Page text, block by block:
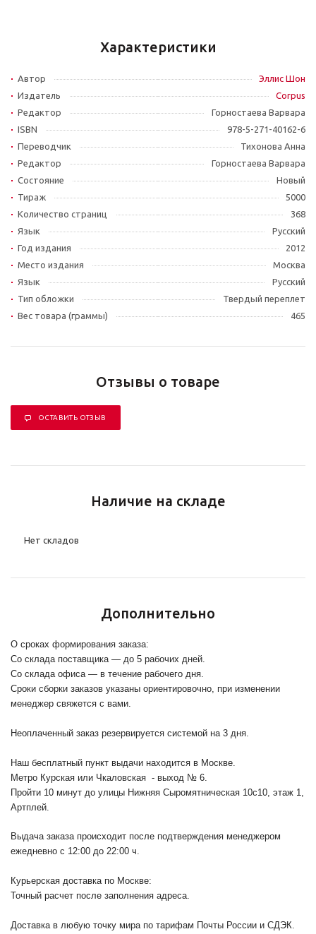
Характеристики
Автор
Эллис Шон
Издатель
Corpus
Редактор
Горностаева Варвара
ISBN
978-5-271-40162-6
Переводчик
Тихонова Анна
Редактор
Горностаева Варвара
Состояние
Новый
Тираж
5000
Количество страниц
368
Язык
Русский
Год издания
2012
Место издания
Москва
Язык
Русский
Тип обложки
Твердый переплет
Вес товара (граммы)
465
Отзывы о товаре
ОСТАВИТЬ ОТЗЫВ
Наличие на складе
Нет складов
Дополнительно
О сроках формирования заказа:
Со склада поставщика — до 5 рабочих дней.
Со склада офиса — в течение рабочего дня.
Сроки сборки заказов указаны ориентировочно, при изменении
менеджер свяжется с вами.
Неоплаченный заказ резервируется системой на 3 дня.
Наш бесплатный пункт выдачи находится в Москве.
Метро Курская или Чкаловская - выход № 6.
Пройти 10 минут до улицы Нижняя Сыромятническая 10с10, этаж 1,
Артплей.
Выдача заказа происходит после подтверждения менеджером
ежедневно с 12:00 до 22:00 ч.
Курьерская доставка по Москве:
Точный расчет после заполнения адреса.
Доставка в любую точку мира по тарифам Почты России и СДЭК.